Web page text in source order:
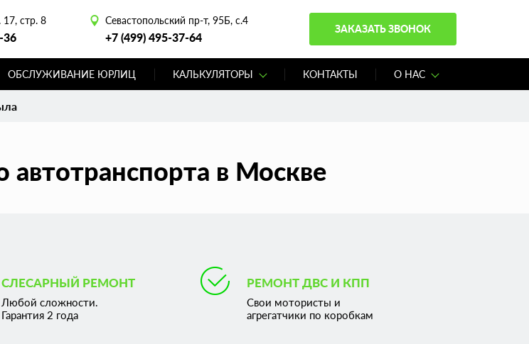
17, стр. 8
36
Севастопольский пр-т, 95Б, с.4
+7 (499) 495-37-64
ЗАКАЗАТЬ ЗВОНОК
ОБСЛУЖИВАНИЕ ЮРЛИЦ КАЛЬКУЛЯТОРЫ КОНТАКТЫ О НАС
в Москве
СЛЕСАРНЫЙ РЕМОНТ
Любой сложности.
Гарантия 2 года
РЕМОНТ ДВС И КПП
Свои мотористы и
агрегатчики по коробкам